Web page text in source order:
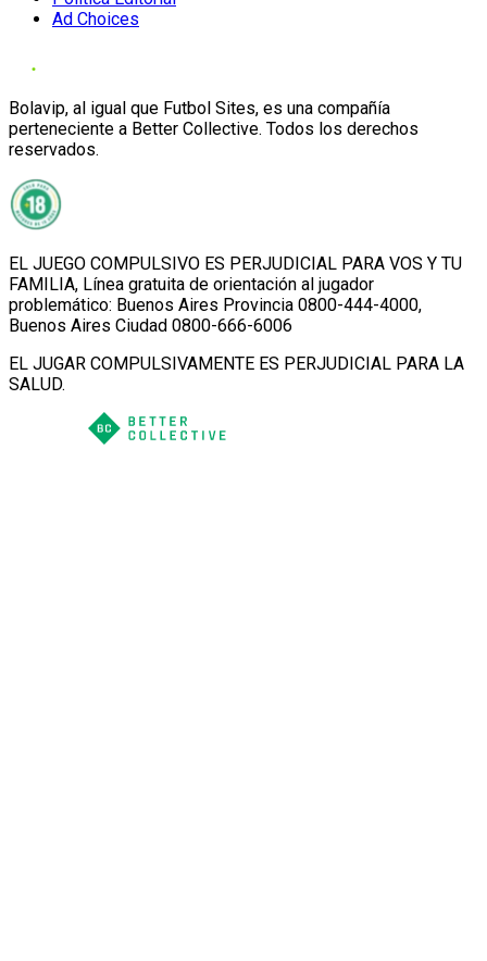
Ad Choices
Bolavip, al igual que Futbol Sites, es una compañía
perteneciente a Better Collective. Todos los derechos
reservados.
EL JUEGO COMPULSIVO ES PERJUDICIAL PARA VOS Y TU
FAMILIA, Línea gratuita de orientación al jugador
problemático: Buenos Aires Provincia 0800-444-4000,
Buenos Aires Ciudad 0800-666-6006
EL JUGAR COMPULSIVAMENTE ES PERJUDICIAL PARA LA
SALUD.